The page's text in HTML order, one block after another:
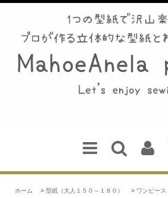
ホーム > 型紙（大人１５０～１８０） > ワンピース